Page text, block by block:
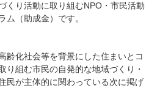
くり活動に取り組むNPO・市民活動
ム（助成金）です。
齢化社会等を背景にした住まいとコ
り組む市民の自発的な地域づくり・
民が主体的に関わっている次に掲げ